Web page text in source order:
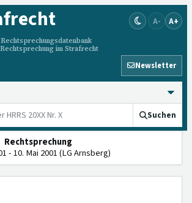
im Strafrecht
A- A+
Newsletter
Suchen
Rechtsprechung
- 10. Mai 2001 (LG Arnsberg)